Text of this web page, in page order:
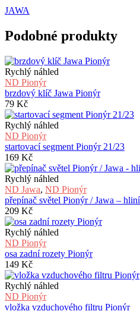
JAWA
Podobné produkty
Rychlý náhled
ND Pionýr
brzdový klíč Jawa Pionýr
79 Kč
Rychlý náhled
ND Pionýr
startovací segment Pionýr 21/23
169 Kč
Rychlý náhled
ND Jawa, ND Pionýr
přepínač světel Pionýr / Jawa –
209 Kč
Rychlý náhled
ND Pionýr
osa zadní rozety Pionýr
149 Kč
Rychlý náhled
ND Pionýr
vložka vzduchového filtru Pionýr